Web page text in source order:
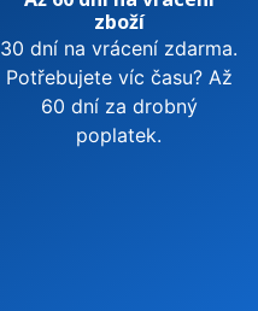
zboží
30 dní na vrácení zdarma.
Potřebujete víc času? Až
60 dní za drobný
poplatek.